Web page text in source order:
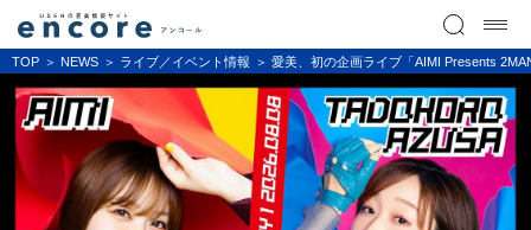
TOP NEWS ライブ／イベント情報 愛美、初の企画ライブ「AIMI Presents